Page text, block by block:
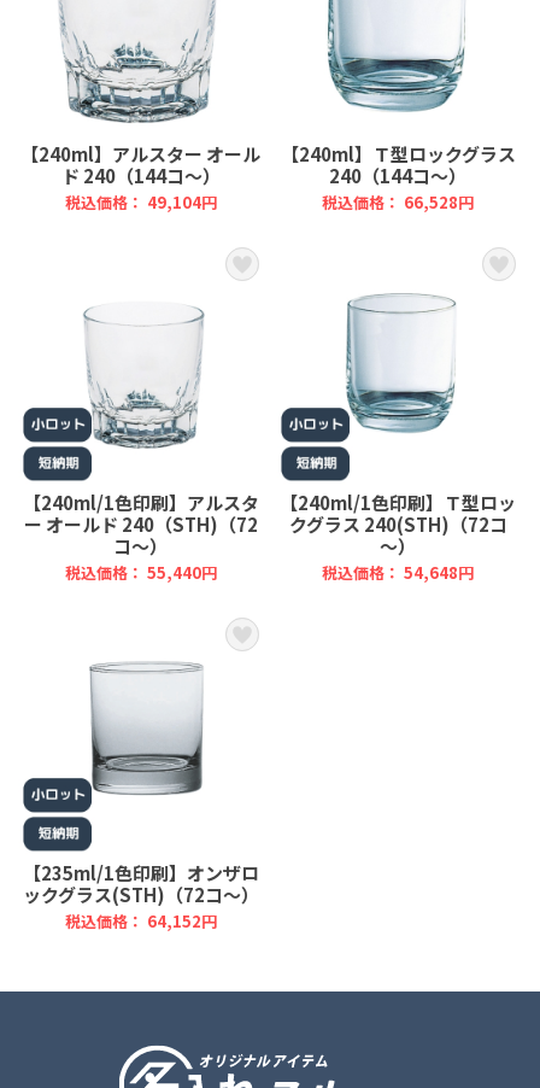
【240ml】アルスター オール
ド 240（144コ～）
税込価格： 49,104円
【240ml】Ｔ型ロックグラス
240（144コ～）
税込価格： 66,528円
【240ml/1色印刷】アルスタ
ー オールド 240（STH)（72
コ～）
税込価格： 55,440円
【240ml/1色印刷】Ｔ型ロッ
クグラス 240(STH)（72コ
～）
税込価格： 54,648円
【235ml/1色印刷】オンザロ
ックグラス(STH)（72コ～）
税込価格： 64,152円